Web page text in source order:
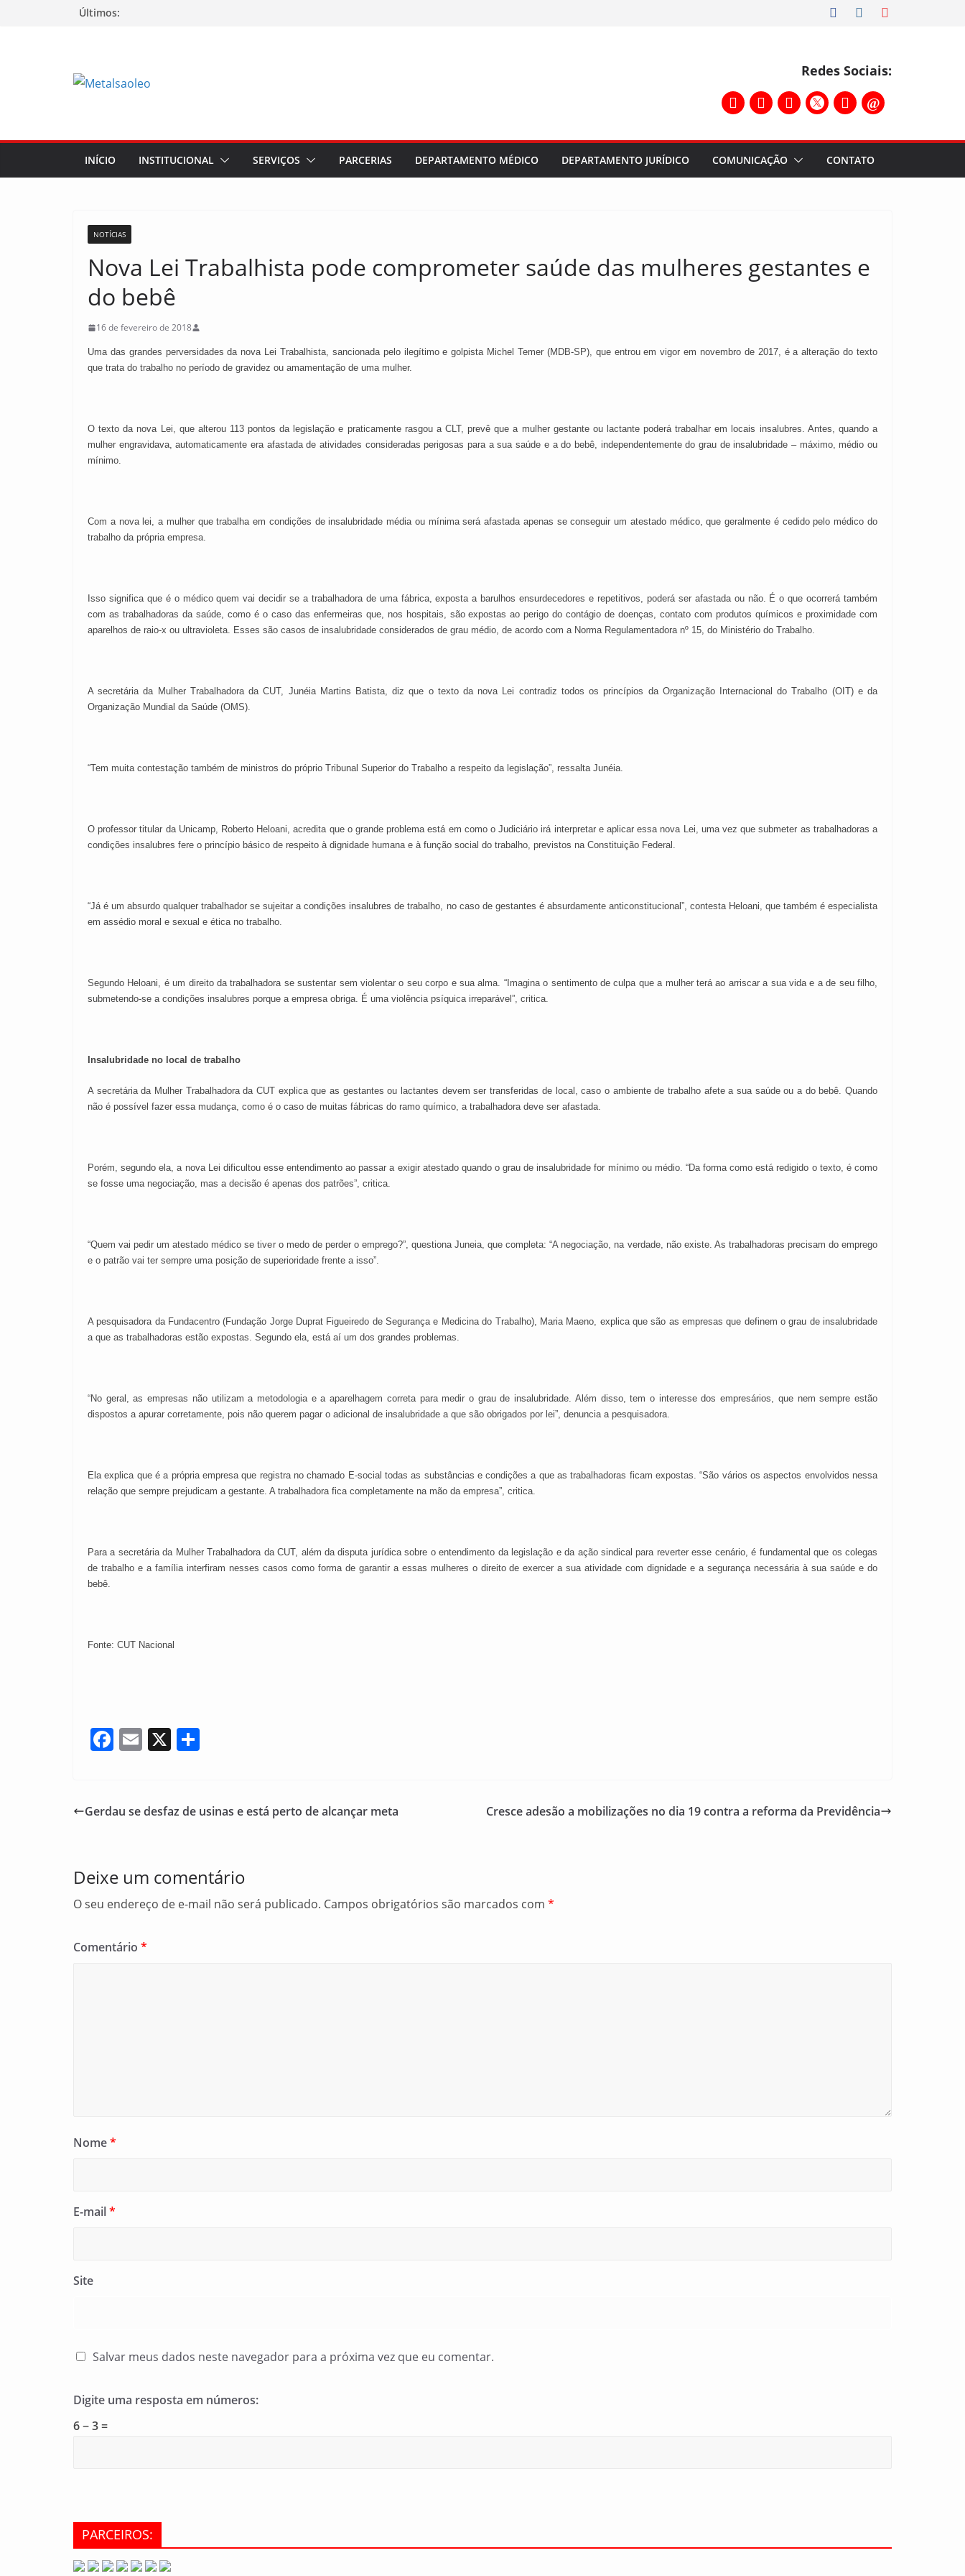
Últimos:
Redes Sociais:
INÍCIO INSTITUCIONAL SERVIÇOS PARCERIAS DEPARTAMENTO MÉDICO DEPARTAMENTO JURÍDICO COMUNICAÇÃO CONTATO
NOTÍCIAS
Nova Lei Trabalhista pode comprometer saúde das mulheres gestantes e
do bebê
16 de fevereiro de 2018
Uma das grandes perversidades da nova Lei Trabalhista, sancionada pelo ilegítimo e golpista Michel Temer (MDB-SP), que entrou em vigor em novembro de 2017, é a alteração do texto
que trata do trabalho no período de gravidez ou amamentação de uma mulher.
O texto da nova Lei, que alterou 113 pontos da legislação e praticamente rasgou a CLT, prevê que a mulher gestante ou lactante poderá trabalhar em locais insalubres. Antes, quando a
mulher engravidava, automaticamente era afastada de atividades consideradas perigosas para a sua saúde e a do bebê, independentemente do grau de insalubridade – máximo, médio ou
mínimo.
Com a nova lei, a mulher que trabalha em condições de insalubridade média ou mínima será afastada apenas se conseguir um atestado médico, que geralmente é cedido pelo médico do
trabalho da própria empresa.
Isso significa que é o médico quem vai decidir se a trabalhadora de uma fábrica, exposta a barulhos ensurdecedores e repetitivos, poderá ser afastada ou não. É o que ocorrerá também
com as trabalhadoras da saúde, como é o caso das enfermeiras que, nos hospitais, são expostas ao perigo do contágio de doenças, contato com produtos químicos e proximidade com
aparelhos de raio-x ou ultravioleta. Esses são casos de insalubridade considerados de grau médio, de acordo com a Norma Regulamentadora nº 15, do Ministério do Trabalho.
A secretária da Mulher Trabalhadora da CUT, Junéia Martins Batista, diz que o texto da nova Lei contradiz todos os princípios da Organização Internacional do Trabalho (OIT) e da
Organização Mundial da Saúde (OMS).
“Tem muita contestação também de ministros do próprio Tribunal Superior do Trabalho a respeito da legislação”, ressalta Junéia.
O professor titular da Unicamp, Roberto Heloani, acredita que o grande problema está em como o Judiciário irá interpretar e aplicar essa nova Lei, uma vez que submeter as trabalhadoras a
condições insalubres fere o princípio básico de respeito à dignidade humana e à função social do trabalho, previstos na Constituição Federal.
“Já é um absurdo qualquer trabalhador se sujeitar a condições insalubres de trabalho, no caso de gestantes é absurdamente anticonstitucional”, contesta Heloani, que também é especialista
em assédio moral e sexual e ética no trabalho.
Segundo Heloani, é um direito da trabalhadora se sustentar sem violentar o seu corpo e sua alma. “Imagina o sentimento de culpa que a mulher terá ao arriscar a sua vida e a de seu filho,
submetendo-se a condições insalubres porque a empresa obriga. É uma violência psíquica irreparável”, critica.
Insalubridade no local de trabalho
A secretária da Mulher Trabalhadora da CUT explica que as gestantes ou lactantes devem ser transferidas de local, caso o ambiente de trabalho afete a sua saúde ou a do bebê. Quando
não é possível fazer essa mudança, como é o caso de muitas fábricas do ramo químico, a trabalhadora deve ser afastada.
Porém, segundo ela, a nova Lei dificultou esse entendimento ao passar a exigir atestado quando o grau de insalubridade for mínimo ou médio. “Da forma como está redigido o texto, é como
se fosse uma negociação, mas a decisão é apenas dos patrões”, critica.
“Quem vai pedir um atestado médico se tiver o medo de perder o emprego?”, questiona Juneia, que completa: “A negociação, na verdade, não existe. As trabalhadoras precisam do emprego
e o patrão vai ter sempre uma posição de superioridade frente a isso”.
A pesquisadora da Fundacentro (Fundação Jorge Duprat Figueiredo de Segurança e Medicina do Trabalho), Maria Maeno, explica que são as empresas que definem o grau de insalubridade
a que as trabalhadoras estão expostas. Segundo ela, está aí um dos grandes problemas.
“No geral, as empresas não utilizam a metodologia e a aparelhagem correta para medir o grau de insalubridade. Além disso, tem o interesse dos empresários, que nem sempre estão
dispostos a apurar corretamente, pois não querem pagar o adicional de insalubridade a que são obrigados por lei”, denuncia a pesquisadora.
Ela explica que é a própria empresa que registra no chamado E-social todas as substâncias e condições a que as trabalhadoras ficam expostas. “São vários os aspectos envolvidos nessa
relação que sempre prejudicam a gestante. A trabalhadora fica completamente na mão da empresa”, critica.
Para a secretária da Mulher Trabalhadora da CUT, além da disputa jurídica sobre o entendimento da legislação e da ação sindical para reverter esse cenário, é fundamental que os colegas
de trabalho e a família interfiram nesses casos como forma de garantir a essas mulheres o direito de exercer a sua atividade com dignidade e a segurança necessária à sua saúde e do
bebê.
Fonte: CUT Nacional
F
e
o
k
E
l
X
e
Gerdau se desfaz de usinas e está perto de alcançar meta Cresce adesão a mobilizações no dia 19 contra a reforma da Previdência
Deixe um comentário
O seu endereço de e-mail não será publicado. Campos obrigatórios são marcados com *
Comentário *
Nome*
E-mail*
Site
Salvar meus dados neste navegador para a próxima vez que eu comentar.
Digite uma resposta em números:
6 − 3 =
PARCEIROS: